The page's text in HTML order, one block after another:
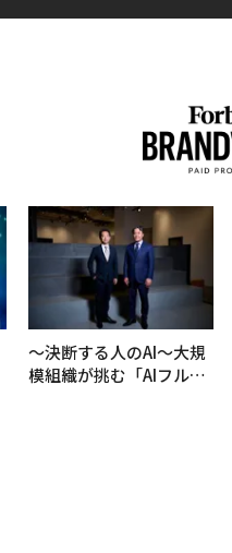
〜決断する人のAI〜大規
模組織が挑む「AIフル実